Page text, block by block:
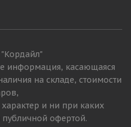
информация, касающаяся
на складе, стоимости
и ни при каких
публичной офертой.